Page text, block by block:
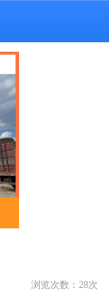
浏览次数： 28次